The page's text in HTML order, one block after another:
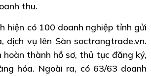
thu.
hiện có 100 doanh nghiệp tỉnh gửi
vụ lên Sàn soctrangtrade.vn.
thành hồ sơ, thủ tục đăng ký,
hóa. Ngoài ra, có 63/63 doanh